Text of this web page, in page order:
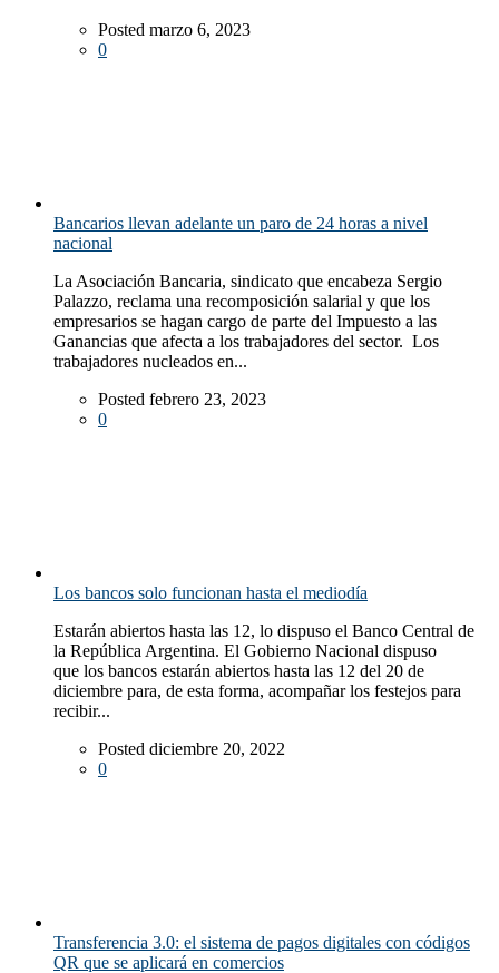
Posted marzo 6, 2023
0
Bancarios llevan adelante un paro de 24 horas a nivel
nacional
La Asociación Bancaria, sindicato que encabeza Sergio
Palazzo, reclama una recomposición salarial y que los
empresarios se hagan cargo de parte del Impuesto a las
Ganancias que afecta a los trabajadores del sector. Los
trabajadores nucleados en...
Posted febrero 23, 2023
0
Los bancos solo funcionan hasta el mediodía
Estarán abiertos hasta las 12, lo dispuso el Banco Central de
la República Argentina. El Gobierno Nacional dispuso
que los bancos estarán abiertos hasta las 12 del 20 de
diciembre para, de esta forma, acompañar los festejos para
recibir...
Posted diciembre 20, 2022
0
Transferencia 3.0: el sistema de pagos digitales con códigos
QR que se aplicará en comercios